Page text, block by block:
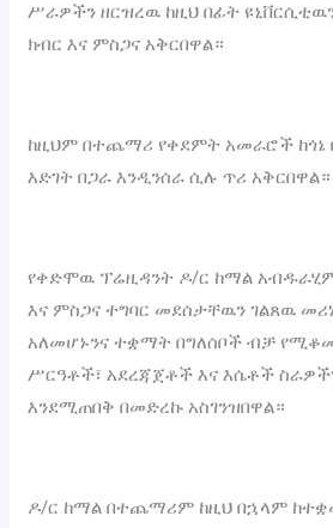
ሥራዎችን ዘርዝረዉ ከዚህ በፊት
ክብር እና ምስጋና አቅርበዋል።
‎ከዚህም በተጨማሪ የቀደምት አመራሮች ከጎኔ
እድገት በጋራ እንዲንሰራ ሲሉ ጥሪ አቅርበዋል።
‎የቀድሞዉ ፕሬዚዳንት ዶ/ር ከማል
እና ምስጋና ተግባር መደሰታቸዉን ገልጸዉ
አለመሆኑንና ተቋማት በግለሰቦች ብቻ
ሥርዓቶች፣ አደረጃጀቶች እና እሴቶች
እንደሚጠበቅ በመድረኩ አስገንዝበዋል።
‎ዶ/ር ከማል በተጨማሪም ከዚህ በኋላም